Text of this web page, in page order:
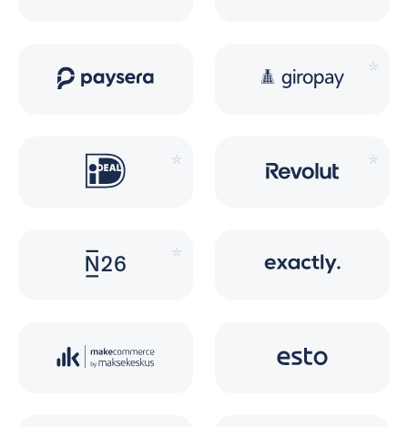
*
* *
*